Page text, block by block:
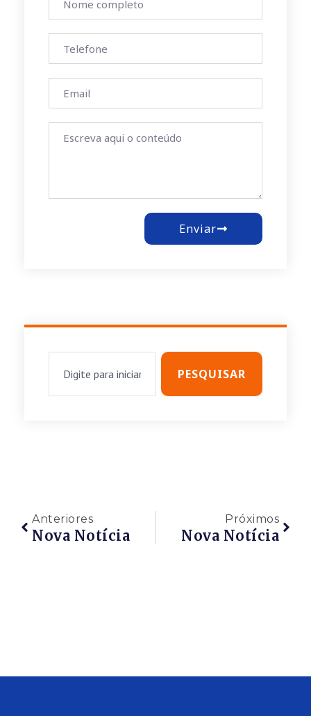
Enviar
PESQUISAR
Anteriores
Nova Notícia
Próximos
Nova Notícia